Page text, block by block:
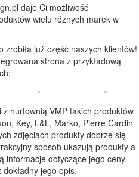
daje Ci możliwość
wielu różnych marek w
już część naszych klientów!
strona z przykładową
z hurtownią VMP takich produktów
Key, L&L, Marko, Pierre Cardin
zdjęciach produkty dobrze się
sposob ukazują produkty a
informacje dotyczące jego ceny,
jego opis.